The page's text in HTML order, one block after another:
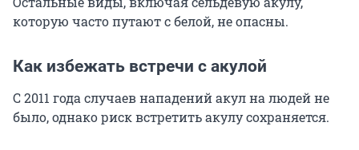
которую часто путают с белой, не опасны.
Как избежать встречи с акулой
С 2011 года случаев нападений акул на людей не
было, однако риск встретить акулу сохраняется.